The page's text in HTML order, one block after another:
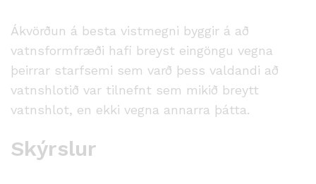
Ákvörðun á besta vistmegni byggir á að
vatnsformfræði hafi breyst eingöngu vegna
þeirrar starfsemi sem varð þess valdandi að
vatnshlotið var tilnefnt sem mikið breytt
vatnshlot, en ekki vegna annarra þátta.
Skýrslur